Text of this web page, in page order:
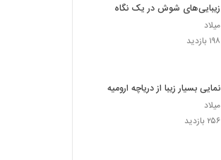
زیبایی‌های شوش در یک نگاه
میلاد
۱۹۸ بازدید
نمایی بسیار زیبا از دریاچه ارومیه
میلاد
۲۵۶ بازدید